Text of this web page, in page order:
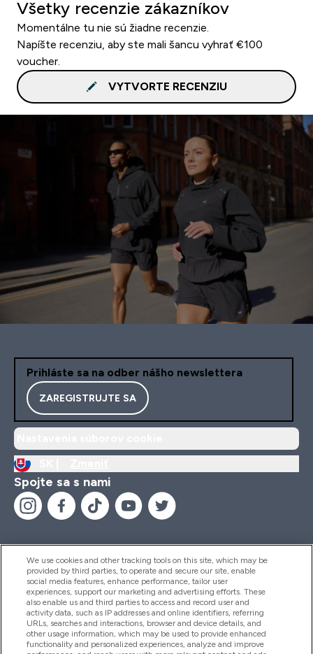
Všetky recenzie zákazníkov
Momentálne tu nie sú žiadne recenzie.
Napíšte recenziu, aby ste mali šancu vyhrať €100
voucher.
VYTVORTE RECENZIU
Prihláste sa na odber nášho newslettera
ZAREGISTRUJTE SA
Spojte sa s nami
Pomoc & Informácie
Produkty
We use cookies and other tracking tools on this site, which may be
provided by third parties, to operate and secure our site, enable
social media features, enhance performance, tailor user
experiences, support our marketing and advertising efforts. These
also enable us and third parties to access and record user and
activity data, such as IP addresses and online identifiers, referring
URLs, searches and interactions, browser and device details, and
other usage information, which may be used to provide enhanced
functionality and personalized experiences, analyze and improve